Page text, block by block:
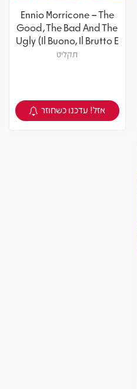
Ennio Morricone – The
Good, The Bad And The
Ugly (Il Buono, Il Brutto E
Il Cattivo)
תקליט
צפיה במוצר
אזל! עדכנו כשחוזר